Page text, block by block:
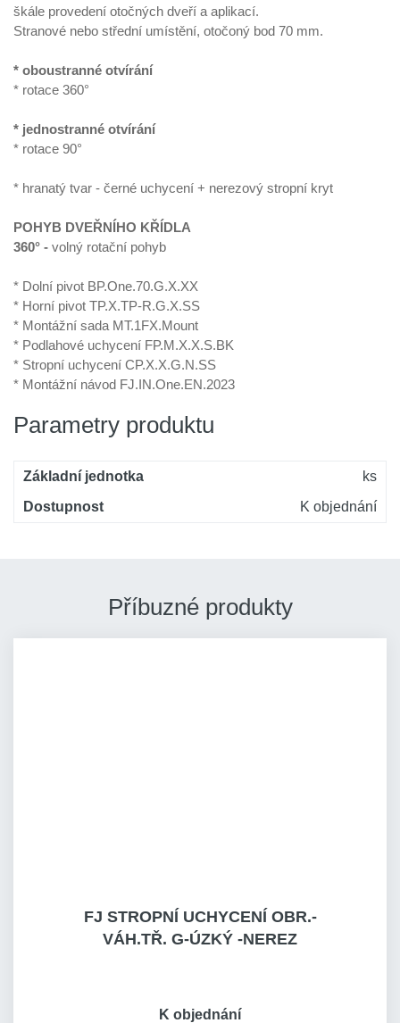
škále provedení otočných dveří a aplikací.
Stranové nebo střední umístění, otočoný bod 70 mm.
* oboustranné otvírání
* rotace 360°
* jednostranné otvírání
* rotace 90°
* hranatý tvar - černé uchycení + nerezový stropní kryt
POHYB DVEŘNÍHO KŘÍDLA
360° - volný rotační pohyb
* Dolní pivot BP.One.70.G.X.XX
* Horní pivot TP.X.TP-R.G.X.SS
* Montážní sada MT.1FX.Mount
* Podlahové uchycení FP.M.X.X.S.BK
* Stropní uchycení CP.X.X.G.N.SS
* Montážní návod FJ.IN.One.EN.2023
Parametry produktu
Základní jednotka
ks
Dostupnost
K objednání
Příbuzné produkty
FJ STROPNÍ UCHYCENÍ OBR.-
VÁH.TŘ. G-ÚZKÝ -NEREZ
K objednání